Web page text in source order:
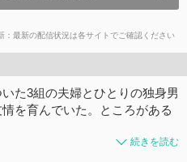
：最新の配信状況は各サイトでご確認ください
た3組の夫婦とひとりの独身男
を育んでいた。ところがある
続きを読む